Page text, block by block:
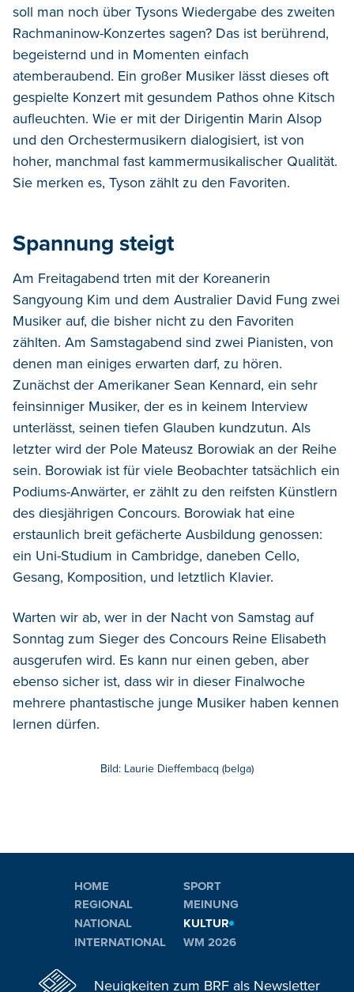
soll man noch über Tysons Wiedergabe des zweiten
Rachmaninow-Konzertes sagen? Das ist berührend,
begeisternd und in Momenten einfach
atemberaubend. Ein großer Musiker lässt dieses oft
gespielte Konzert mit gesundem Pathos ohne Kitsch
aufleuchten. Wie er mit der Dirigentin Marin Alsop
und den Orchestermusikern dialogisiert, ist von
hoher, manchmal fast kammermusikalischer Qualität.
Sie merken es, Tyson zählt zu den Favoriten.
Spannung steigt
Am Freitagabend trten mit der Koreanerin
Sangyoung Kim und dem Australier David Fung zwei
Musiker auf, die bisher nicht zu den Favoriten
zählten. Am Samstagabend sind zwei Pianisten, von
denen man einiges erwarten darf, zu hören.
Zunächst der Amerikaner Sean Kennard, ein sehr
feinsinniger Musiker, der es in keinem Interview
unterlässt, seinen tiefen Glauben kundzutun. Als
letzter wird der Pole Mateusz Borowiak an der Reihe
sein. Borowiak ist für viele Beobachter tatsächlich ein
Podiums-Anwärter, er zählt zu den reifsten Künstlern
des diesjährigen Concours. Borowiak hat eine
erstaunlich breit gefächerte Ausbildung genossen:
ein Uni-Studium in Cambridge, daneben Cello,
Gesang, Komposition, und letztlich Klavier.
Warten wir ab, wer in der Nacht von Samstag auf
Sonntag zum Sieger des Concours Reine Elisabeth
ausgerufen wird. Es kann nur einen geben, aber
ebenso sicher ist, dass wir in dieser Finalwoche
mehrere phantastische junge Musiker haben kennen
lernen dürfen.
Bild: Laurie Dieffembacq (belga)
HOME
REGIONAL
NATIONAL
INTERNATIONAL
SPORT
MEINUNG
KULTUR
WM 2026
Neuigkeiten zum BRF als Newsletter